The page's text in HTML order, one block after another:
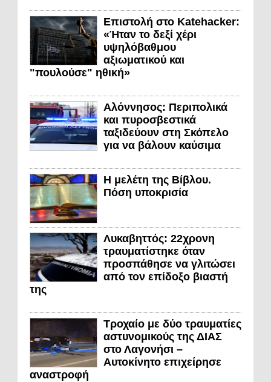
Επιστολή στο Katehacker:
«Ήταν το δεξί χέρι
υψηλόβαθμου
αξιωματικού και
"πουλούσε" ηθική»
Αλόννησος: Περιπολικά
και πυροσβεστικά
ταξιδεύουν στη Σκόπελο
για να βάλουν καύσιμα
Η μελέτη της Βίβλου.
Πόση υποκρισία
Λυκαβηττός: 22χρονη
τραυματίστηκε όταν
προσπάθησε να γλιτώσει
από τον επίδοξο βιαστή
της
Τροχαίο με δύο τραυματίες
αστυνομικούς της ΔΙΑΣ
στο Λαγονήσι –
Αυτοκίνητο επιχείρησε
αναστροφή